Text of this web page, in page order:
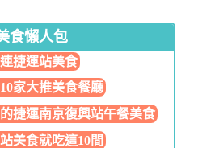
食懶人包
捷運站美食
家大推美食餐廳
的捷運南京復興站午餐美食
美食就吃這10間